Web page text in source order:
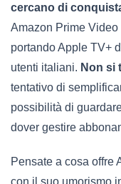
cercano di
Amazon Prime
portando Apple TV+
utenti italiani. Non si
tentativo di
possibilità di
dover gestire
Pensate a cosa offre